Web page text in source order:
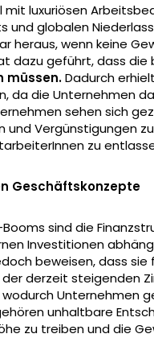
mit luxuriösen
und globalen
heraus, wenn keine
dazu geführt, dass
müssen.Dadurch
da die Unternehmen
sehen sich
und Vergünstigungen
zu
Geschäftskonzepte
sind die
Investitionen
beweisen, dass
derzeit steigenden
Unternehmen
unhaltbare
zu treiben und die